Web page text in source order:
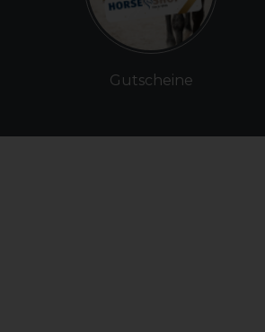
Gutscheine